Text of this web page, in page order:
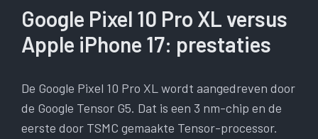
Google Pixel 10 Pro XL versus
Apple iPhone 17: prestaties
De Google Pixel 10 Pro XL wordt aangedreven door
de Google Tensor G5. Dat is een 3 nm-chip en de
eerste door TSMC gemaakte Tensor-processor.